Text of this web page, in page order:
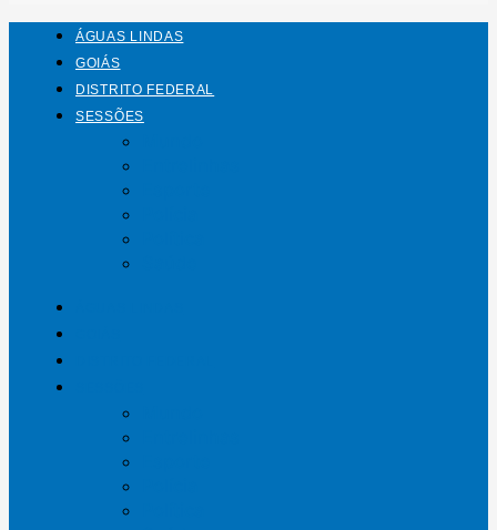
ÁGUAS LINDAS
GOIÁS
DISTRITO FEDERAL
SESSÕES